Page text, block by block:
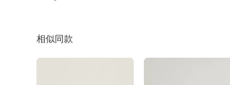
相似同款